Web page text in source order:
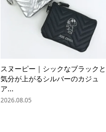
スヌーピー｜シックなブラックと
気分が上がるシルバーのカジュ
ア...
2026.08.05